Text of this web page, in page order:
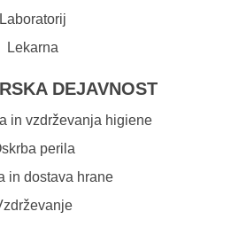
Laboratorij
Lekarna
DEJAVNOST
in vzdrževanja higiene
perila
in dostava hrane